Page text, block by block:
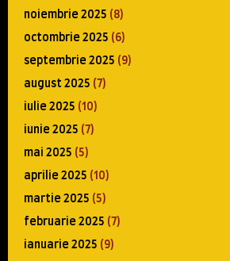
noiembrie 2025 (8)
octombrie 2025 (6)
septembrie 2025 (9)
august 2025 (7)
iulie 2025 (10)
iunie 2025 (7)
mai 2025 (5)
aprilie 2025 (10)
martie 2025 (5)
februarie 2025 (7)
ianuarie 2025 (9)